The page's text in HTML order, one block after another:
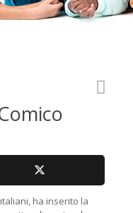
ha inserito la